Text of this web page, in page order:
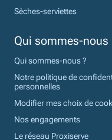
Sèches-serviettes
Qui sommes-nous
Qui sommes-nous ?
Notre politique de
personnelles
Modifier mes choix de
Nos engagements
Le réseau Proxiserve